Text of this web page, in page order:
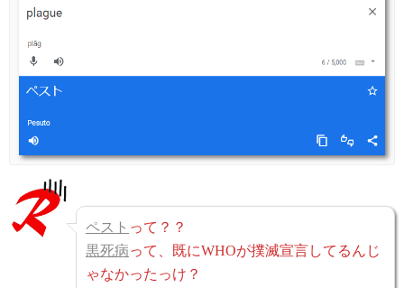
ペスト って？？
黒死病って、既にWHOが撲滅宣言してるんじ
ゃなかったっけ？